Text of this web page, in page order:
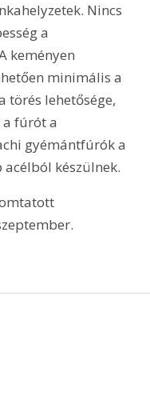
Nincs
a
keményen
minimális a
törés lehetősége,
fúrót a
gyémántfúrók a
készülnek.